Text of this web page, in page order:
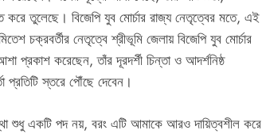
করে তুলেছে। বিজেপি যুব মোর্চার রাজ্য নেতৃত্বের মতে, এই
চক্রবর্তীর নেতৃত্বে শ্রীভূমি জেলায় বিজেপি যুব মোর্চার
প্রকাশ করেছেন, তাঁর দূরদর্শী চিন্তা ও আদর্শনিষ্ঠ
প্রতিটি স্তরে পৌঁছে দেবেন।
শুধু একটি পদ নয়, বরং এটি আমাকে আরও দায়িত্বশীল করে